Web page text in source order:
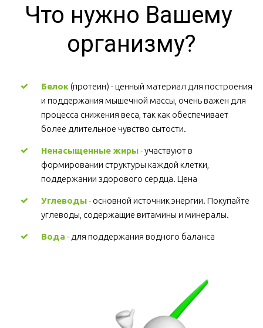
Что нужно Вашему
организму?
Белок (протеин) - ценный материал для построения
и поддержания мышечной массы, очень важен для
процесса снижения веса, так как обеспечивает
более длительное чувство сытости.
Ненасыщенные жиры - участвуют в
формировании структуры каждой клетки,
поддержании здорового сердца. Цена
Углеводы - основной источник энергии. Покупайте
углеводы, содержащие витамины и минералы.
Вода - для поддержания водного баланса